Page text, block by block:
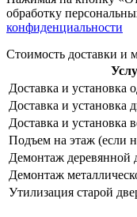
обработку
конфиденциальности
Стоимость доставки и
Доставка и установка
Доставка и установка
Доставка и установка
Подъем на этаж (если
Демонтаж деревянной
Демонтаж
Утилизация старой